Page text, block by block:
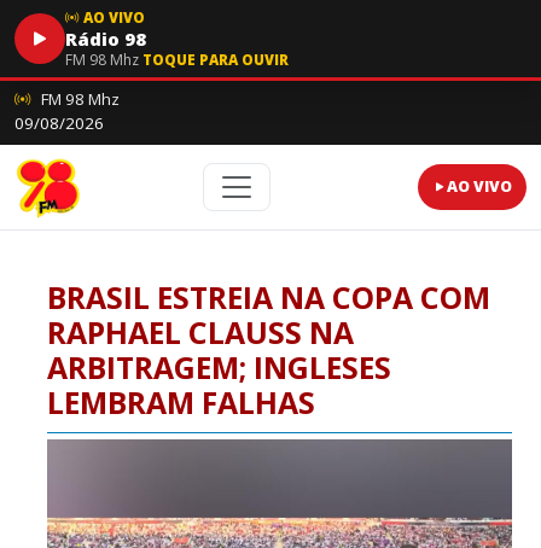
AO VIVO
Rádio 98
FM 98 Mhz TOQUE PARA OUVIR
FM 98 Mhz
09/08/2026
AO VIVO
BRASIL ESTREIA NA COPA COM
RAPHAEL CLAUSS NA
ARBITRAGEM; INGLESES
LEMBRAM FALHAS